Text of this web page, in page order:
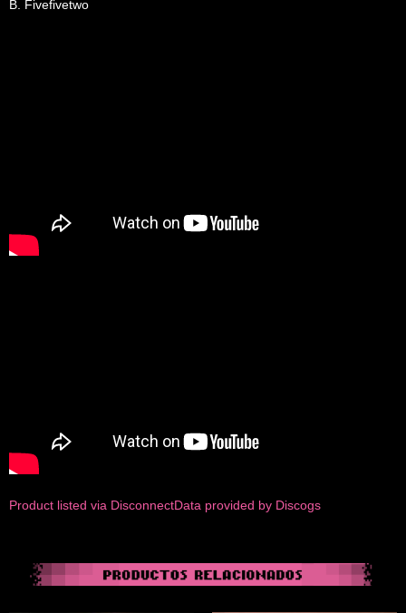
B. Fivefivetwo
Product listed via DisconnectData provided by Discogs